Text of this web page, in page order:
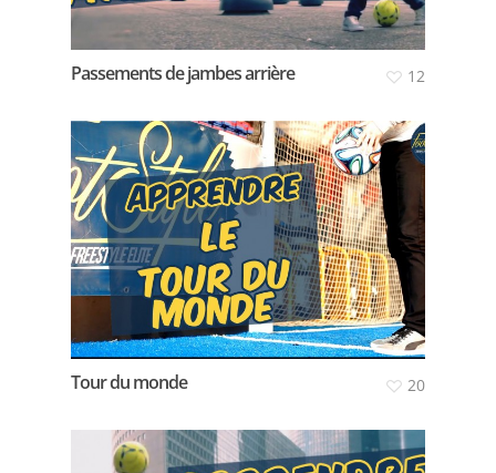
Passements de jambes arrière 12
Tour du monde 20